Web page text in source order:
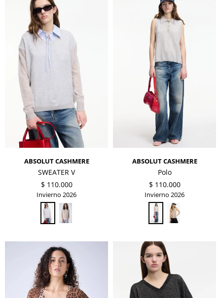
ABSOLUT CASHMERE
SWEATER V
$ 110.000
Invierno 2026
ABSOLUT CASHMERE
Polo
$ 110.000
Invierno 2026